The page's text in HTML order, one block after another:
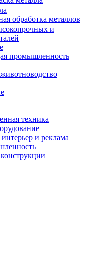
обработка металлов
и
промышленность
техника
и реклама